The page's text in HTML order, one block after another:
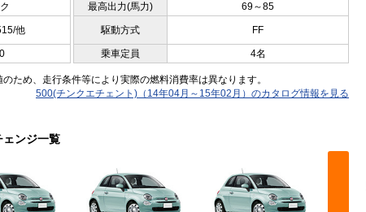
最高出力(馬力)
69～85
他 駆動方式 FF
乗車定員 4名
ため、走行条件等により実際の燃料消費率は異なります。
500(チンクエチェント)（14年04月～15年02月）のカタログ情報を見る
ェンジ一覧